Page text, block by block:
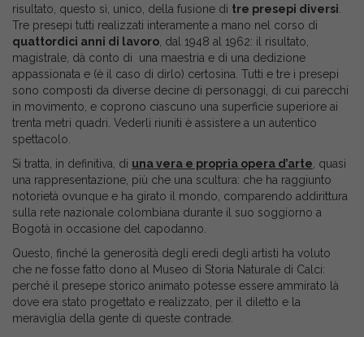
risultato, questo sì, unico, della fusione di tre presepi diversi
Tre presepi tutti realizzati interamente a mano nel corso di
quattordici anni di lavoro , dal 1948 al 1962: il risultato,
magistrale, dà conto di una maestria e di una dedizione
appassionata e (è il caso di dirlo) certosina. Tutti e tre i presepi
sono composti da diverse decine di personaggi, di cui parecchi
in movimento, e coprono ciascuno una superficie superiore ai
trenta metri quadri. Vederli riuniti è assistere a un autentico
spettacolo.
Si tratta, in definitiva, di una vera e propria opera d’arte , quasi
una rappresentazione, più che una scultura: che ha raggiunto
notorietà ovunque e ha girato il mondo, comparendo addirittura
sulla rete nazionale colombiana durante il suo soggiorno a
Bogotà in occasione del capodanno.
Questo, finché la generosità degli eredi degli artisti ha voluto
che ne fosse fatto dono al Museo di Storia Naturale di Calci:
perché il presepe storico animato potesse essere ammirato là
dove era stato progettato e realizzato, per il diletto e la
meraviglia della gente di queste contrade.